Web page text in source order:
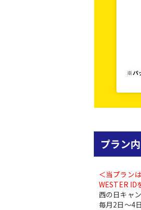
プラン
＜当プラン
WESTER ID
西の日キャ
毎月2日～4